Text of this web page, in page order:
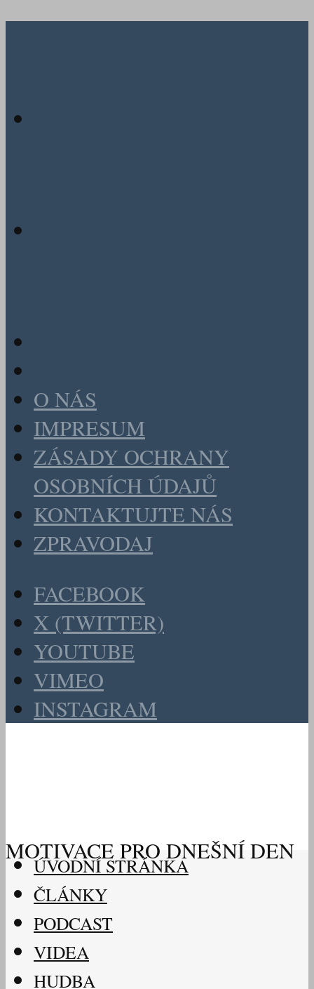
O NÁS
IMPRESUM
ZÁSADY OCHRANY
OSOBNÍCH ÚDAJŮ
KONTAKTUJTE NÁS
ZPRAVODAJ
FACEBOOK
X (TWITTER)
YOUTUBE
VIMEO
INSTAGRAM
MOTIVACE PRO DNEŠNÍ DEN
ÚVODNÍ STRÁNKA
ČLÁNKY
PODCAST
VIDEA
HUDBA